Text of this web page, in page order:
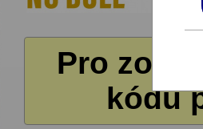
Pro
kódů